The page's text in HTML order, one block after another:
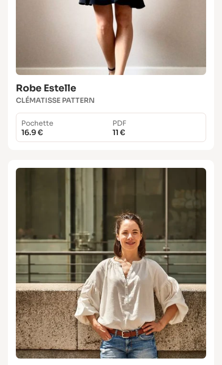
Robe Estelle
CLÉMATISSE PATTERN
Pochette
16.9 €
PDF
11 €